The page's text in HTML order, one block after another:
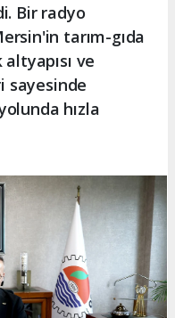
Bir radyo
tarım-gıda
ve
sayesinde
hızla